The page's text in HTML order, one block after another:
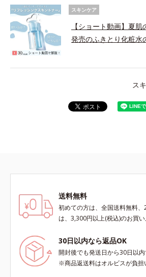
スキンケア
【ショート動画】夏
発売のふきとり化粧水
ス
送料無料
初めての方は、全国送料無料
は、3,300円以上(税込)のお買
30日以内なら返品OK
開封後でも発送日から30日以
※商品返送料はオルビスが負担